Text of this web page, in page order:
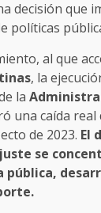
decisión que
políticas
al que
, la
la
una caída real
de 2023. El
se
pública,